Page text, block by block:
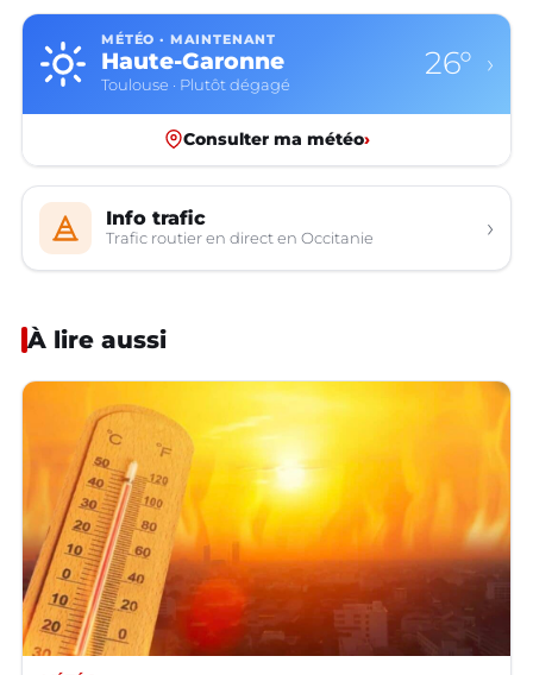
MÉTÉO · MAINTENANT
Haute-Garonne
Toulouse · Plutôt dégagé
26° ›
Consulter ma météo›
Info trafic
Trafic routier en direct en Occitanie ›
À lire aussi